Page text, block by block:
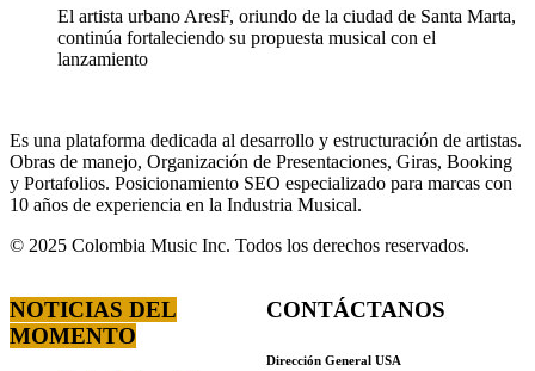
El artista urbano AresF, oriundo de la ciudad de Santa Marta,
continúa fortaleciendo su propuesta musical con el
lanzamiento
Es una plataforma dedicada al desarrollo y estructuración de artistas.
Obras de manejo, Organización de Presentaciones, Giras, Booking
y Portafolios. Posicionamiento SEO especializado para marcas con
10 años de experiencia en la Industria Musical.
© 2025 Colombia Music Inc. Todos los derechos reservados.
NOTICIAS DEL
MOMENTO
CONTÁCTANOS
Dirección General USA